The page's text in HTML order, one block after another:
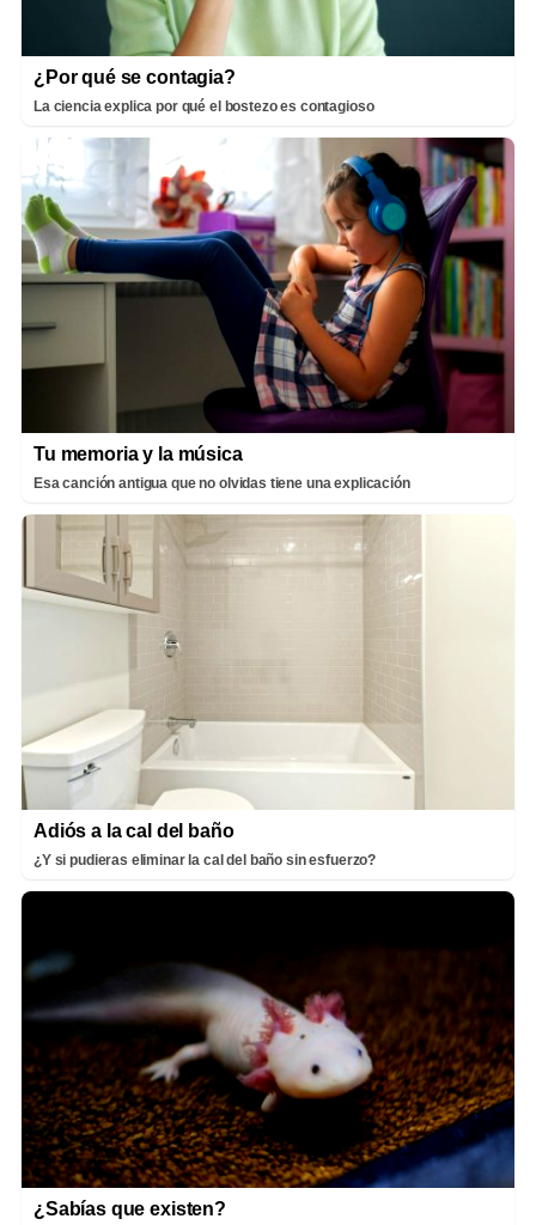
¿Por qué se contagia?
La ciencia explica por qué el bostezo es contagioso
Tu memoria y la música
Esa canción antigua que no olvidas tiene una explicación
Adiós a la cal del baño
¿Y si pudieras eliminar la cal del baño sin esfuerzo?
¿Sabías que existen?